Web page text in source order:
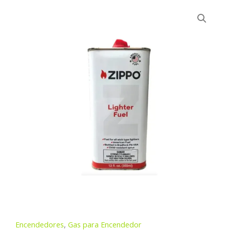
Encendedores, Gas para Encendedor